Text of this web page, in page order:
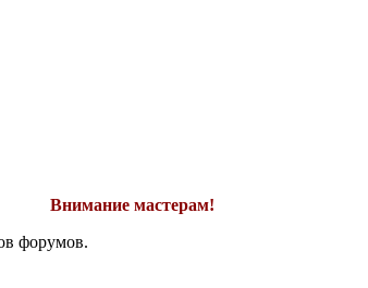
Внимание мастерам!
форумов.